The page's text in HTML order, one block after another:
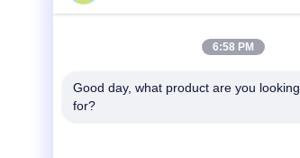
6:58 PM
Good day, what product are you looking
for?